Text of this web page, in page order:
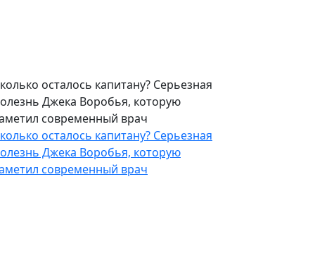
осталось капитану? Серьезная
Джека Воробья, которую
современный врач
осталось капитану? Серьезная
Джека Воробья, которую
современный врач